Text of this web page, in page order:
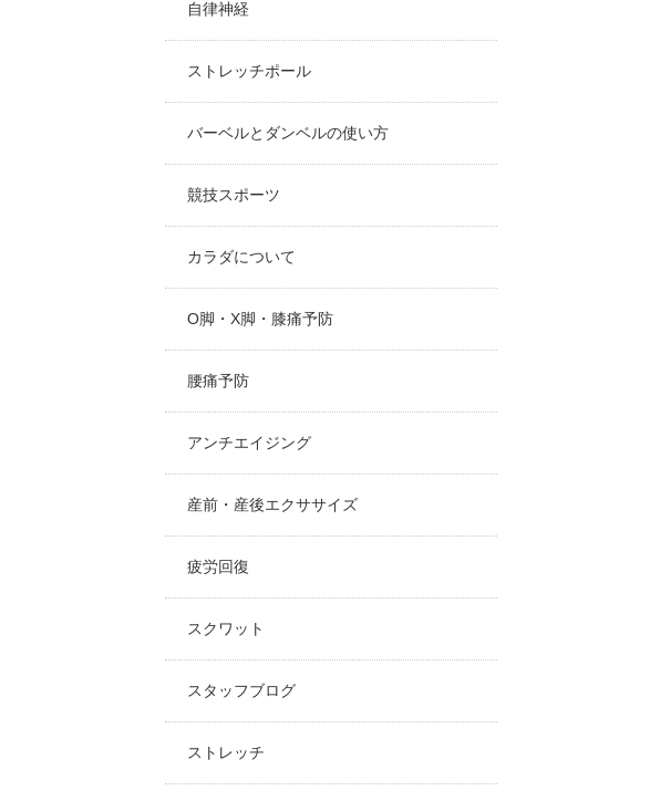
自律神経
ストレッチポール
バーベルとダンベルの使い方
競技スポーツ
カラダについて
O脚・X脚・膝痛予防
腰痛予防
アンチエイジング
産前・産後エクササイズ
疲労回復
スクワット
スタッフブログ
ストレッチ